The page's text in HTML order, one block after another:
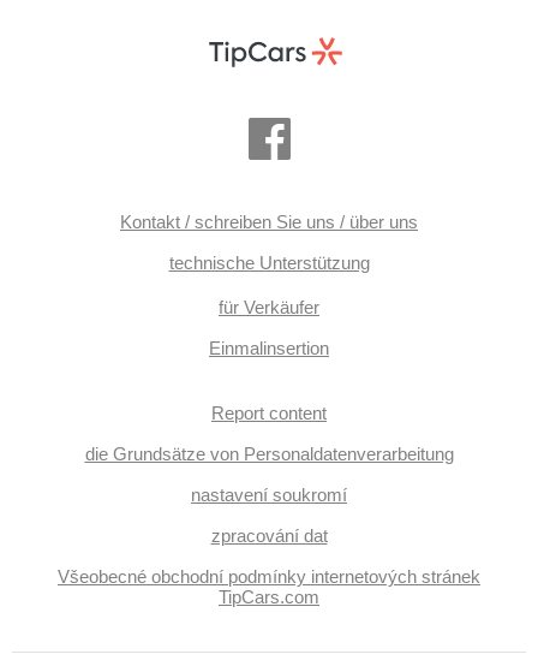
Kontakt / schreiben Sie uns / über uns
technische Unterstützung
für Verkäufer
Einmalinsertion
Report content
die Grundsätze von Personaldatenverarbeitung
nastavení soukromí
zpracování dat
Všeobecné obchodní podmínky internetových stránek
TipCars.com